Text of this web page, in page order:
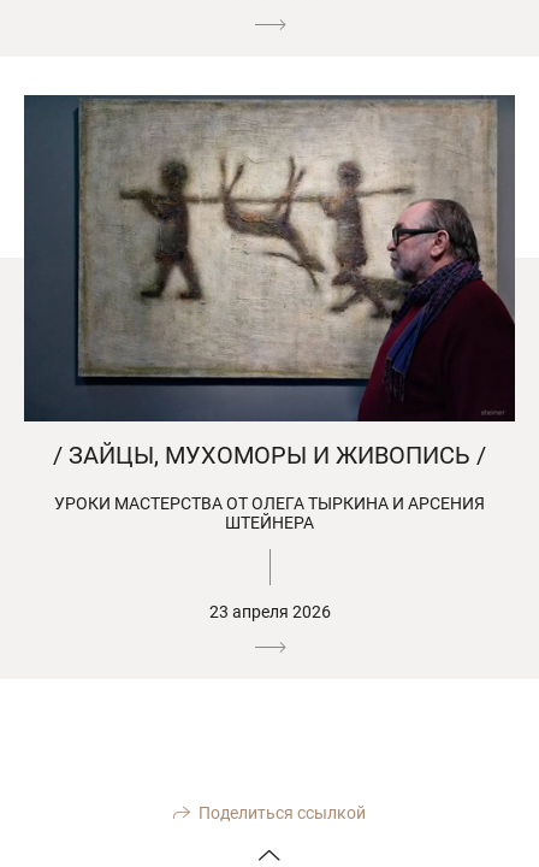
/ ЗАЙЦЫ, МУХОМОРЫ И ЖИВОПИСЬ /
УРОКИ МАСТЕРСТВА ОТ ОЛЕГА ТЫРКИНА И АРСЕНИЯ
ШТЕЙНЕРА
23 апреля 2026
Поделиться ссылкой